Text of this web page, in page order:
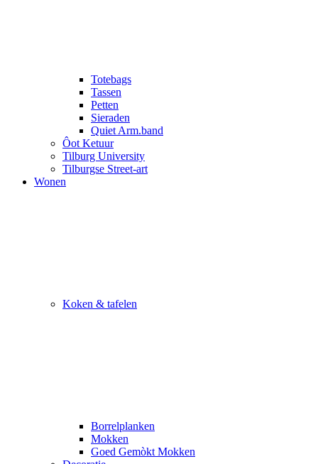
Totebags
Tassen
Petten
Sieraden
Quiet Arm.band
Ôot Ketuur
Tilburg University
Tilburgse Street-art
Wonen
Koken & tafelen
Borrelplanken
Mokken
Goed Gemòkt Mokken